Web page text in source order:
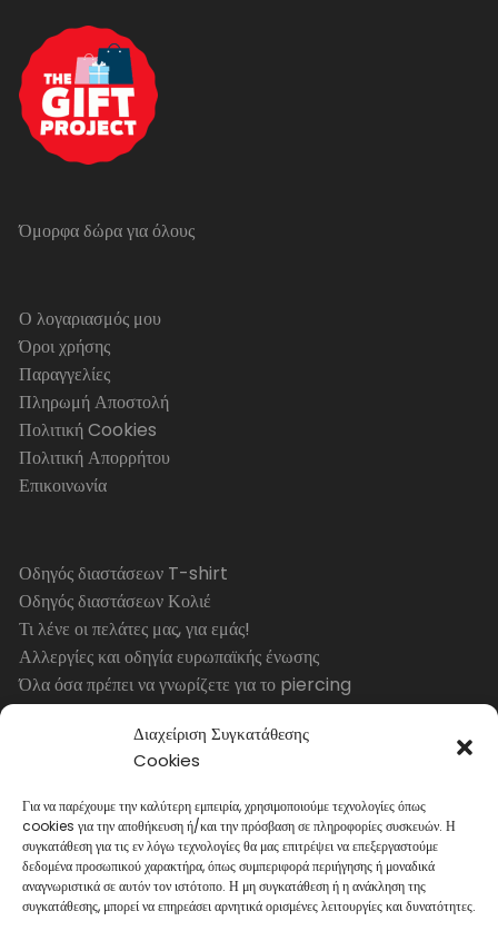
Διαχείριση Συγκατάθεσης
Cookies
Για να παρέχουμε την καλύτερη εμπειρία, χρησιμοποιούμε τεχνολογίες όπως
cookies για την αποθήκευση ή/και την πρόσβαση σε πληροφορίες συσκευών. Η
συγκατάθεση για τις εν λόγω τεχνολογίες θα μας επιτρέψει να επεξεργαστούμε
δεδομένα προσωπικού χαρακτήρα, όπως συμπεριφορά περιήγησης ή μοναδικά
αναγνωριστικά σε αυτόν τον ιστότοπο. Η μη συγκατάθεση ή η ανάκληση της
συγκατάθεσης, μπορεί να επηρεάσει αρνητικά ορισμένες λειτουργίες και δυνατότητες.
Όμορφα δώρα για όλους
Ο λογαριασμός μου
Όροι χρήσης
Παραγγελίες
Πληρωμή Αποστολή
Πολιτική Cookies
Πολιτική Απορρήτου
Επικοινωνία
Οδηγός διαστάσεων T-shirt
Οδηγός διαστάσεων Κολιέ
Τι λένε οι πελάτες μας, για εμάς!
Αλλεργίες και οδηγία ευρωπαϊκής ένωσης
Όλα όσα πρέπει να γνωρίζετε για το piercing
ΔΕΥΤ., ΤΕΤ.
10:00 – 15:00
ΤΡΙΤ., ΠΕΜ., ΠΑΡ.